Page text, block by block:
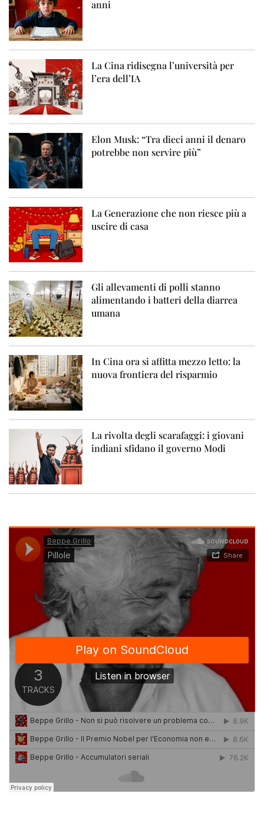
anni
La Cina ridisegna l’università per
l’era dell’IA
Elon Musk: “Tra dieci anni il denaro
potrebbe non servire più”
La Generazione che non riesce più a
uscire di casa
Gli allevamenti di polli stanno
alimentando i batteri della diarrea
umana
In Cina ora si affitta mezzo letto: la
nuova frontiera del risparmio
La rivolta degli scarafaggi: i giovani
indiani sfidano il governo Modi